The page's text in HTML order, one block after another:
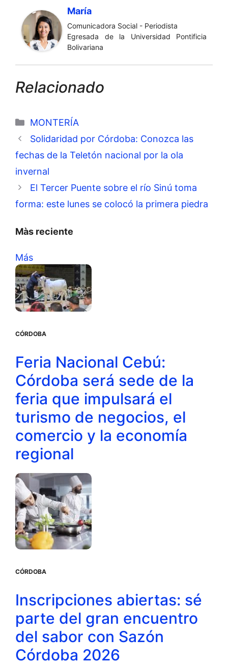
María
Comunicadora Social - Periodista
Egresada de la Universidad Pontificia
Bolivariana
Relacionado
Categorías
MONTERÍA
Solidaridad por Córdoba: Conozca las
fechas de la Teletón nacional por la ola
invernal
El Tercer Puente sobre el río Sinú toma
forma: este lunes se colocó la primera piedra
Màs reciente
Más
CÓRDOBA
Feria Nacional Cebú:
Córdoba será sede de la
feria que impulsará el
turismo de negocios, el
comercio y la economía
regional
CÓRDOBA
Inscripciones abiertas: sé
parte del gran encuentro
del sabor con Sazón
Córdoba 2026